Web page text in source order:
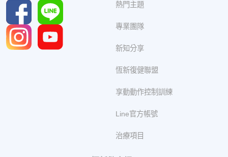
熱門主題
專業團隊
新知分享
恆新復健聯盟
享動動作控制訓練
Line官方帳號
治療項目